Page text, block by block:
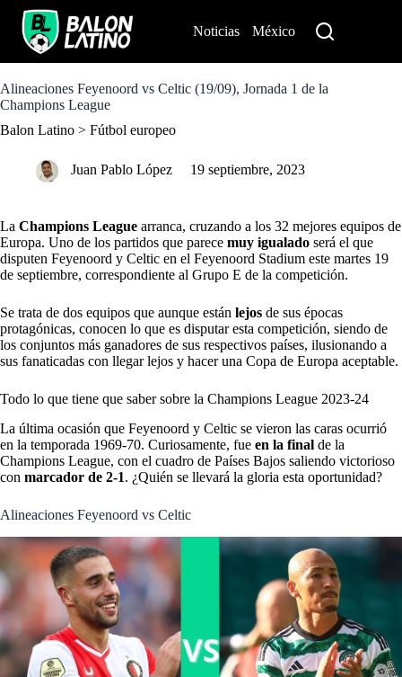
o
c
n
Noticias México
Alineaciones Feyenoord vs Celtic (19/09), Jornada 1 de la
Champions League
Balon Latino > Fútbol europeo
Juan Pablo López 19 septiembre, 2023
La Champions League arranca, cruzando a los 32 mejores equipos de
Europa. Uno de los partidos que parece muy igualado será el que
disputen Feyenoord y Celtic en el Feyenoord Stadium este martes 19
de septiembre, correspondiente al Grupo E de la competición.
Se trata de dos equipos que aunque están lejos de sus épocas
protagónicas, conocen lo que es disputar esta competición, siendo de
los conjuntos más ganadores de sus respectivos países, ilusionando a
sus fanaticadas con llegar lejos y hacer una Copa de Europa aceptable.
Todo lo que tiene que saber sobre la Champions League 2023-24
La última ocasión que Feyenoord y Celtic se vieron las caras ocurrió
en la temporada 1969-70. Curiosamente, fue en la final de la
Champions League, con el cuadro de Países Bajos saliendo victorioso
con marcador de 2-1. ¿Quién se llevará la gloria esta oportunidad?
Alineaciones Feyenoord vs Celtic